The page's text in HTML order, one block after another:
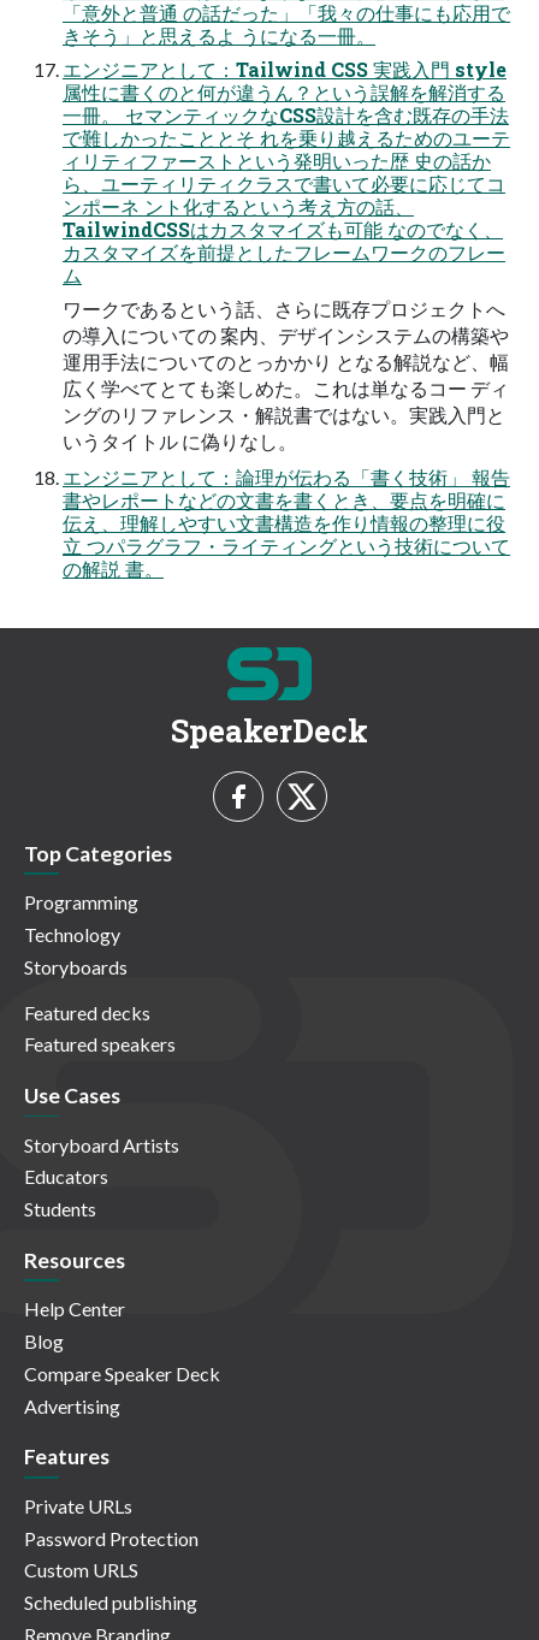
「意外と普通 の話だった」「我々の仕事にも応用で
きそう」と思えるよ うになる一冊。
エンジニアとして：Tailwind CSS 実践入門 style
属性に書くのと何が違うん？という誤解を解消する
一冊。 セマンティックなCSS設計を含む既存の手法
で難しかったこととそ れを乗り越えるためのユーテ
ィリティファーストという発明いった歴 史の話か
ら、ユーティリティクラスで書いて必要に応じてコ
ンポーネ ント化するという考え方の話、
TailwindCSSはカスタマイズも可能 なのでなく、
カスタマイズを前提としたフレームワークのフレー
ム
ワークであるという話、さらに既存プロジェクトへ
の導入についての 案内、デザインシステムの構築や
運用手法についてのとっかかり となる解説など、幅
広く学べてとても楽しめた。これは単なるコー ディ
ングのリファレンス・解説書ではない。実践入門と
いうタイトル に偽りなし。
エンジニアとして：論理が伝わる「書く技術」 報告
書やレポートなどの文書を書くとき、要点を明確に
伝え、理解しやすい文書構造を作り情報の整理に役
立 つパラグラフ・ライティングという技術について
の解説 書。
SpeakerDeck
Top Categories
Programming
Technology
Storyboards
Featured decks
Featured speakers
Use Cases
Storyboard Artists
Educators
Students
Resources
Help Center
Blog
Compare Speaker Deck
Advertising
Features
Private URLs
Password Protection
Custom URLS
Scheduled publishing
Remove Branding